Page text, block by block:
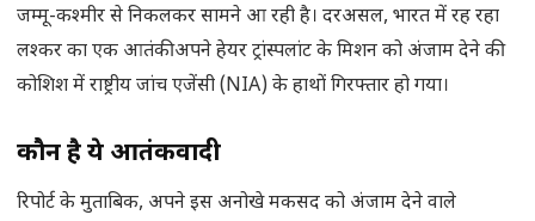
जम्मू-कश्मीर से निकलकर सामने आ रही है। दरअसल, भारत में रह रहा
लश्कर का एक आतंकी अपने हेयर ट्रांस्पलांट के मिशन को अंजाम देने की
कोशिश में राष्ट्रीय जांच एजेंसी (NIA) के हाथों गिरफ्तार हो गया।
कौन है ये आतंकवादी
रिपोर्ट के मुताबिक, अपने इस अनोखे मकसद को अंजाम देने वाले